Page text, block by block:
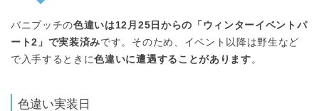
バニプッチの色違いは12月25日からの「ウィンターイベントパ
ート2」で実装済みです。そのため、イベント以降は野生など
で入手するときに色違いに遭遇することがあります 。
色違い実装日